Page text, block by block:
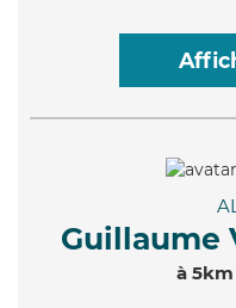
Guillaume
à 5km